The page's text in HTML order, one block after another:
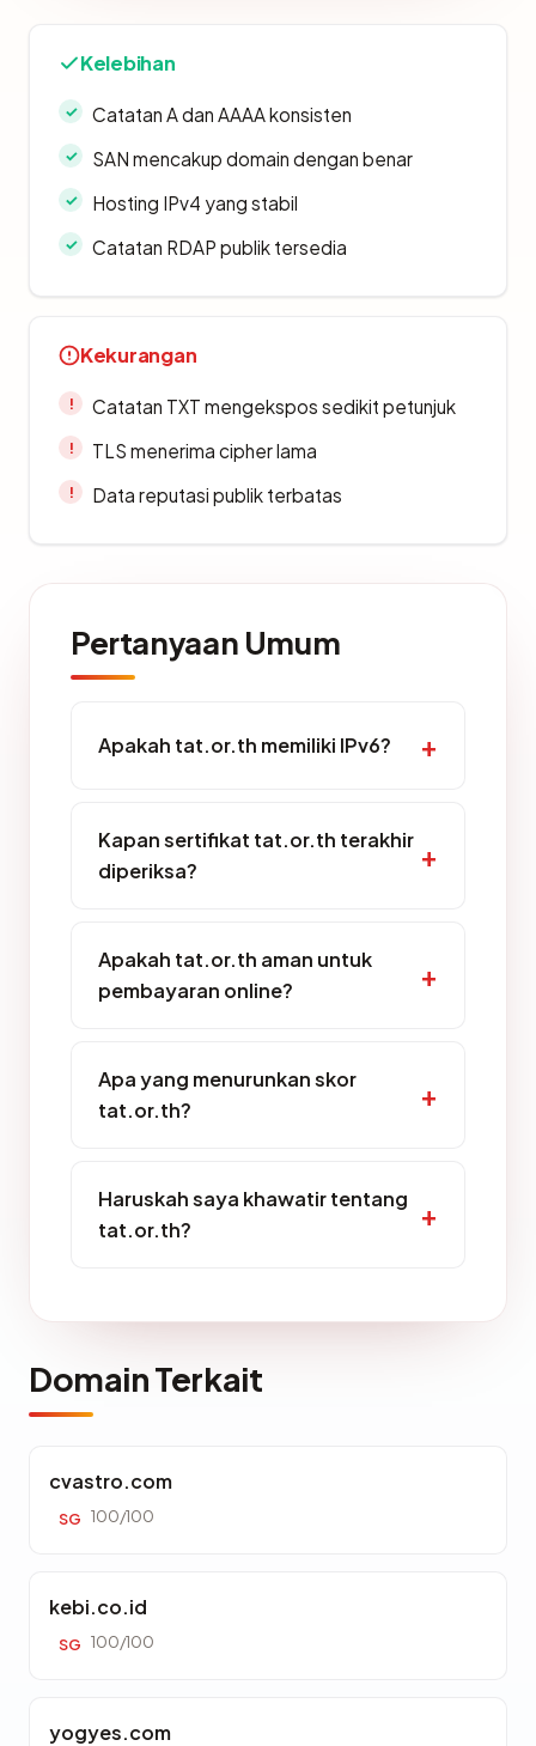
Kelebihan
Catatan A dan AAAA konsisten
SAN mencakup domain dengan benar
Hosting IPv4 yang stabil
Catatan RDAP publik tersedia
Kekurangan
Catatan TXT mengekspos sedikit petunjuk
TLS menerima cipher lama
Data reputasi publik terbatas
Pertanyaan Umum
Apakah tat.or.th memiliki IPv6?
Kapan sertifikat tat.or.th terakhir
diperiksa?
Apakah tat.or.th aman untuk
pembayaran online?
Apa yang menurunkan skor
tat.or.th?
Haruskah saya khawatir tentang
tat.or.th?
Domain Terkait
cvastro.com
SG 100/100
kebi.co.id
SG 100/100
yogyes.com